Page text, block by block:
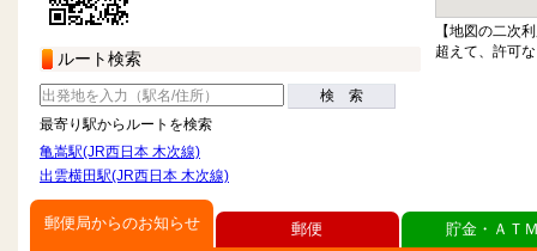
ルート検索
検 索
最寄り駅からルートを検索
亀嵩駅(JR西日本 木次線)
出雲横田駅(JR西日本 木次線)
【地図の二次
超えて、許可
郵便局からのお知らせ 郵便 貯金・ＡＴ